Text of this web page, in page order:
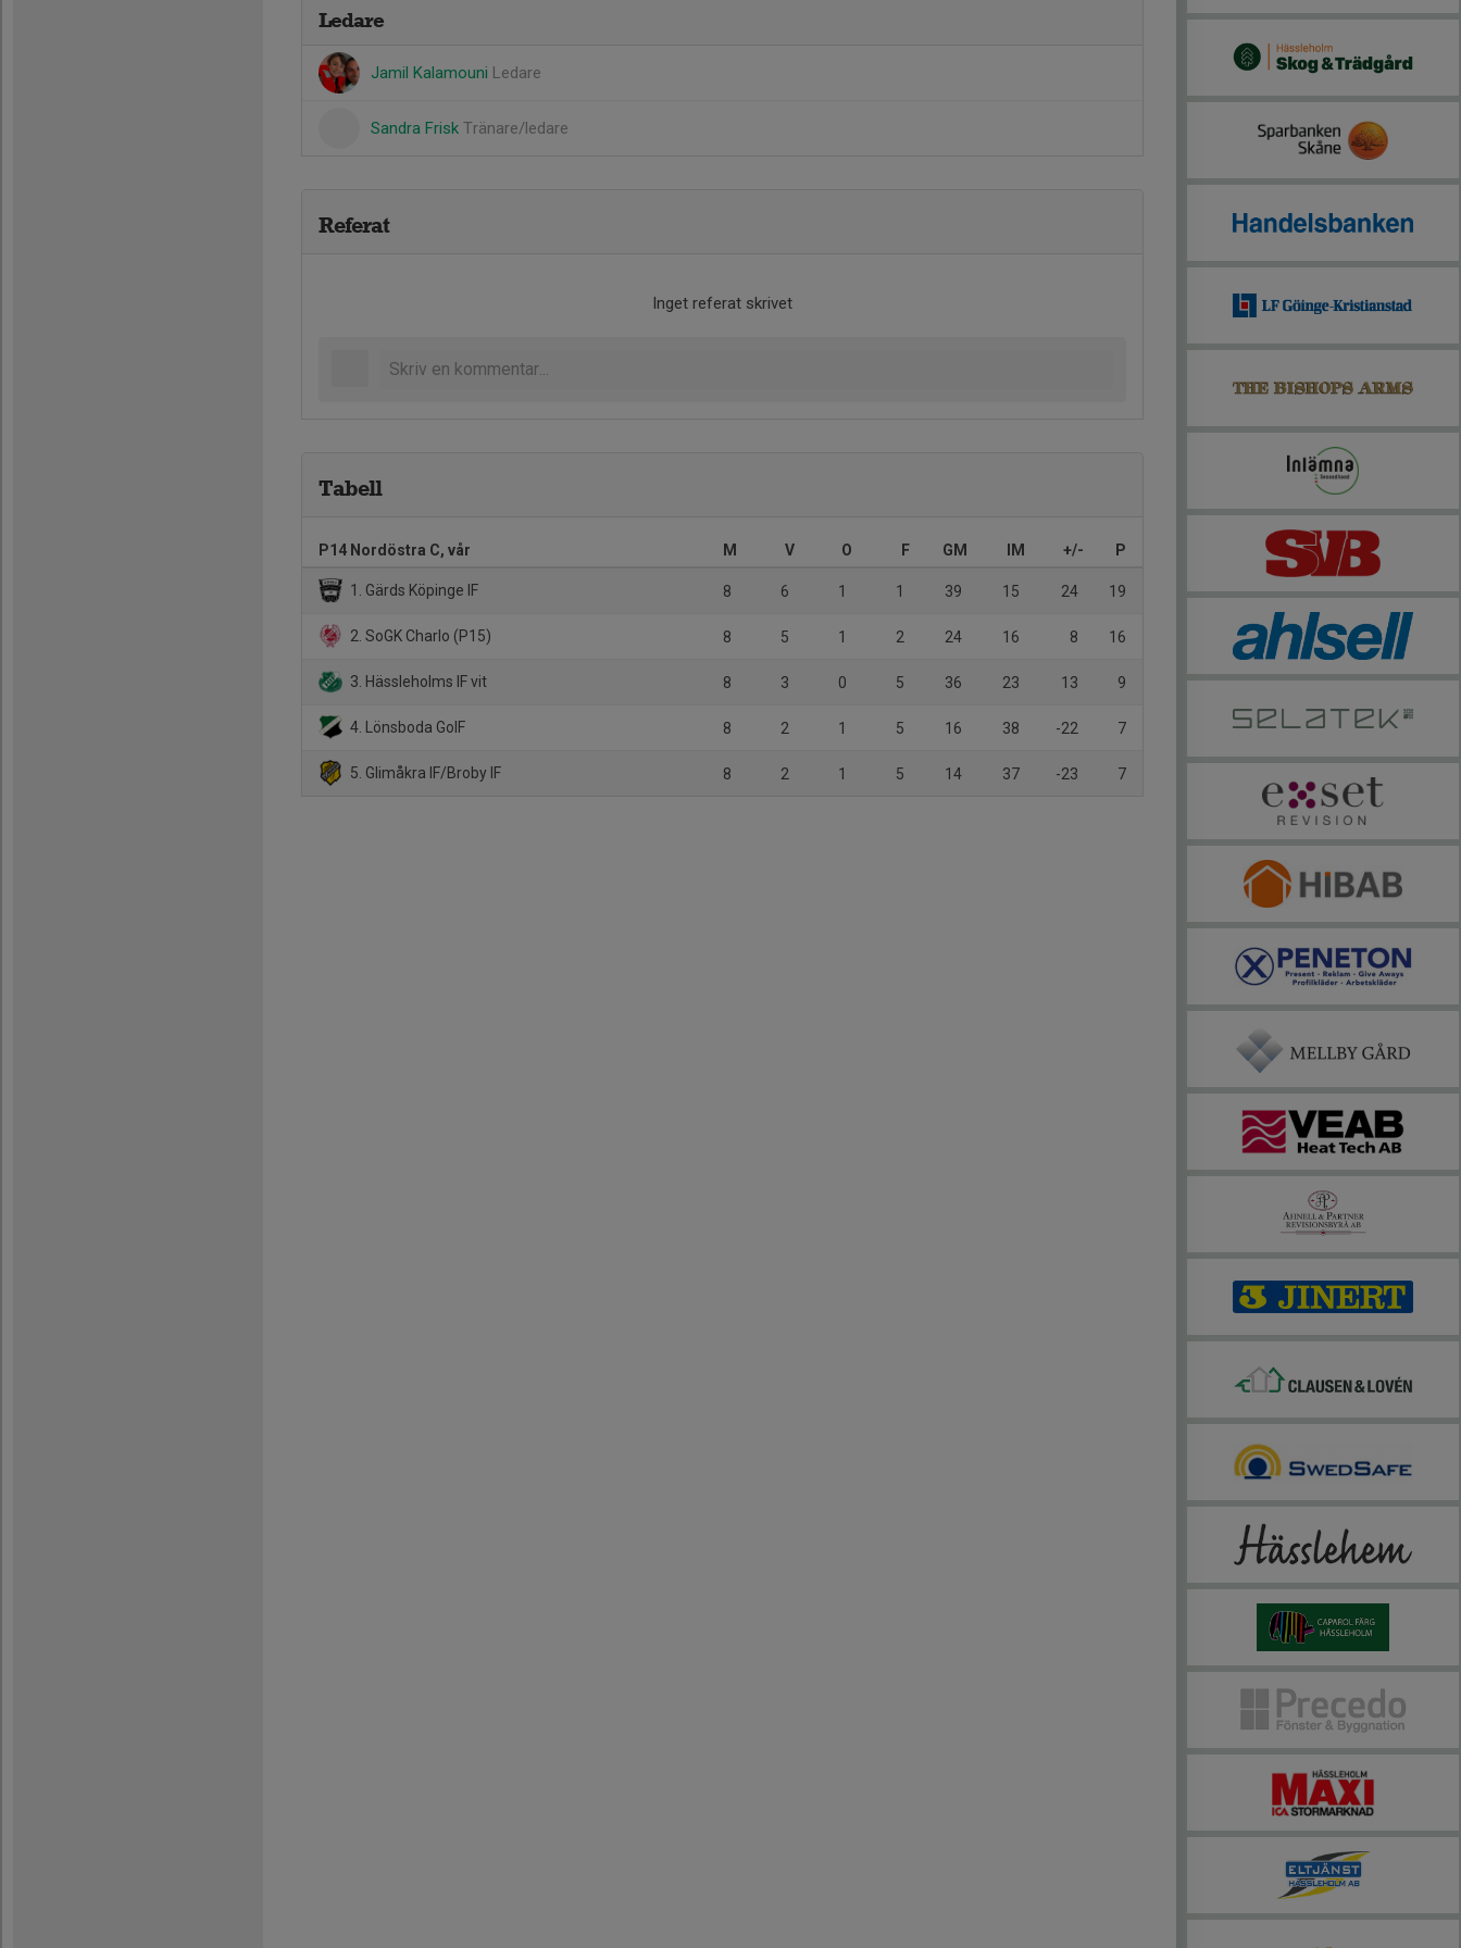
Ledare
Jamil Kalamouni Ledare
Sandra Frisk Tränare/ledare
Referat
Inget referat skrivet
Tabell
P14 Nordöstra C, vår M V O F GM IM +/- P
1. Gärds Köpinge IF 8 6 1 1 39 15 24 19
2. SoGK Charlo (P15) 8 5 1 2 24 16 8 16
3. Hässleholms IF vit 8 3 0 5 36 23 13 9
4. Lönsboda GoIF 8 2 1 5 16 38 -22 7
5. Glimåkra IF/Broby IF 8 2 1 5 14 37 -23 7